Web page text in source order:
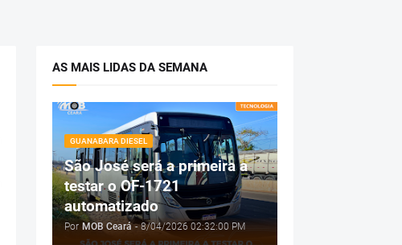
AS MAIS LIDAS DA SEMANA
GUANABARA DIESEL
São José será a primeira a
testar o OF-1721
automatizado
Por MOB Ceará - 8/04/2026 02:32:00 PM